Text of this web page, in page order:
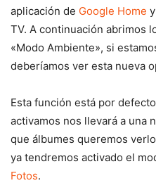
aplicación de Google Home
TV. A continuación abrimos
«Modo Ambiente», si
deberíamos ver esta nueva
Esta función está por
activamos nos llevará a una
que álbumes queremos
ya tendremos activado el
Fotos.